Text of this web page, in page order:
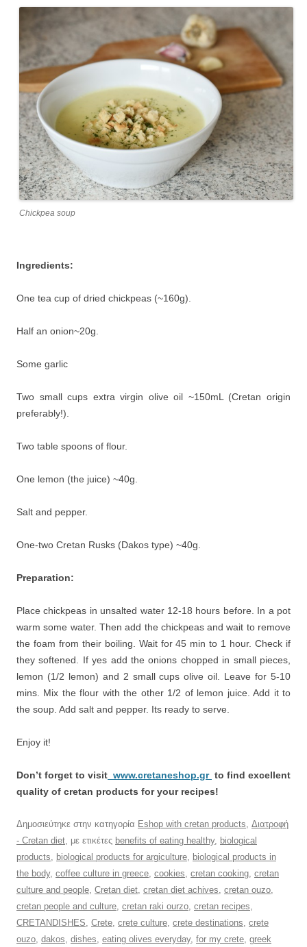
Chickpea soup
Ingredients:
One tea cup of dried chickpeas (~160g).
Half an onion~20g.
Some garlic
Two small cups extra virgin olive oil ~150mL (Cretan origin
preferably!).
Two table spoons of flour.
One lemon (the juice) ~40g.
Salt and pepper.
One-two Cretan Rusks (Dakos type) ~40g.
Preparation:
Place chickpeas in unsalted water 12-18 hours before. In a pot
warm some water. Then add the chickpeas and wait to remove
the foam from their boiling. Wait for 45 min to 1 hour. Check if
they softened. If yes add the onions chopped in small pieces,
lemon (1/2 lemon) and 2 small cups olive oil. Leave for 5-10
mins. Mix the flour with the other 1/2 of lemon juice. Add it to
the soup. Add salt and pepper. Its ready to serve.
Enjoy it!
Don’t forget to visit www.cretaneshop.gr to find excellent
quality of cretan products for your recipes!
Δημοσιεύτηκε στην κατηγορία Eshop with cretan products, Διατροφή
- Cretan diet, με ετικέτες benefits of eating healthy, biological
products, biological products for argiculture, biological products in
the body, coffee culture in greece, cookies, cretan cooking, cretan
culture and people, Cretan diet, cretan diet achives, cretan ouzo,
cretan people and culture, cretan raki ourzo, cretan recipes,
CRETANDISHES, Crete, crete culture, crete destinations, crete
ouzo, dakos, dishes, eating olives everyday, for my crete, greek